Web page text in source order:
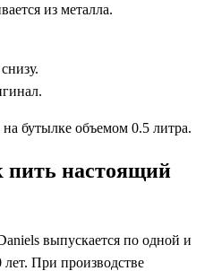
из металла.
на бутылке объемом 0.5 литра.
пить настоящий
выпускается по одной и
лет. При производстве